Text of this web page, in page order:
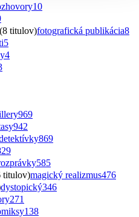
10
titulov)fotografická publikácia8
5
4
969
942
869
585
titulov)magický realizmus476
dystopický346
271
138